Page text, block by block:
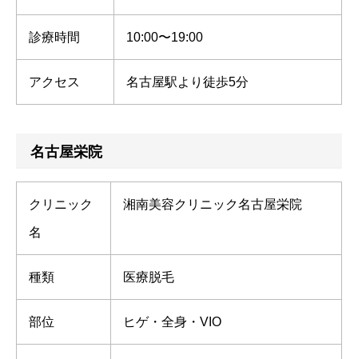
診療時間 10:00〜19:00
アクセス 名古屋駅より徒歩5分
名古屋栄院
クリニック
名
湘南美容クリニック名古屋栄院
種類 医療脱毛
部位 ヒゲ・全身・VIO